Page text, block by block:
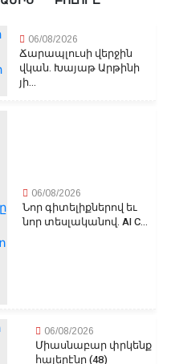
06/08/2026
Ճարապլուսի վերջին
վկան. Խայաթ Արթինի
յի...
06/08/2026
Նոր գիտելիքներով եւ
նոր տեսլականով. AI C...
06/08/2026
Միասնաբար փրկենք
հայերէնը (48)